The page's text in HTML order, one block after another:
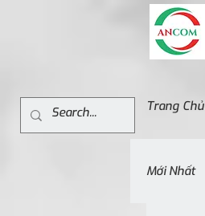
Trang Chủ
Mới Nhất